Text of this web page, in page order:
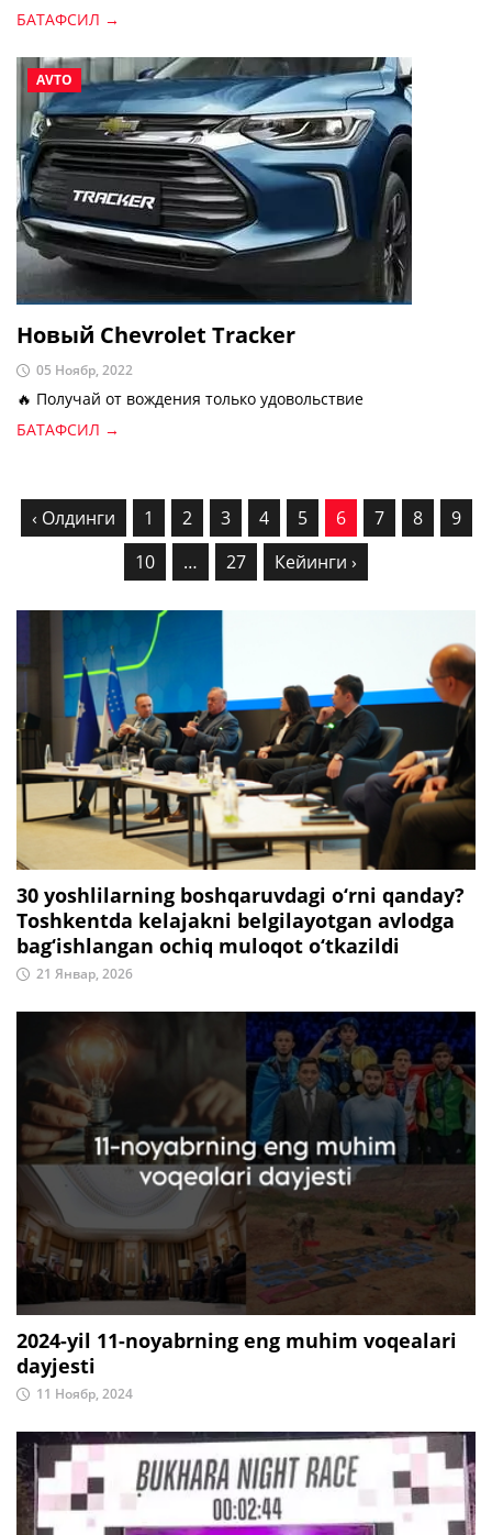
БАТАФСИЛ →
AVTO
Новый Chevrolet Tracker
05 Ноябр, 2022
🔥 Получай от вождения только удовольствие
БАТАФСИЛ →
‹ Олдинги 1 2 3 4 5 6 7 8
9
10
… 27 Кейинги ›
30 yoshlilarning boshqaruvdagi o‘rni qanday?
Toshkentda kelajakni belgilayotgan avlodga
bag‘ishlangan ochiq muloqot o‘tkazildi
21 Январ, 2026
2024-yil 11-noyabrning eng muhim voqealari
dayjesti
11 Ноябр, 2024